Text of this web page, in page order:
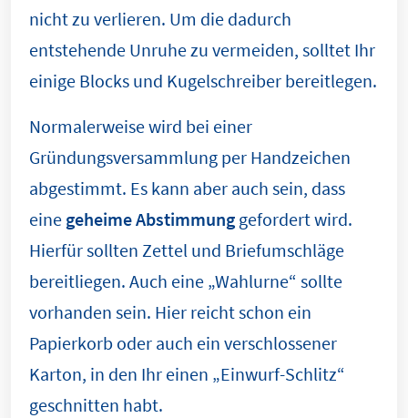
nicht zu verlieren. Um die dadurch
entstehende Unruhe zu vermeiden, solltet Ihr
einige Blocks und Kugelschreiber bereitlegen.
Normalerweise wird bei einer
Gründungsversammlung per Handzeichen
abgestimmt. Es kann aber auch sein, dass
eine geheime Abstimmung gefordert wird.
Hierfür sollten Zettel und Briefumschläge
bereitliegen. Auch eine „Wahlurne“ sollte
vorhanden sein. Hier reicht schon ein
Papierkorb oder auch ein verschlossener
Karton, in den Ihr einen „Einwurf-Schlitz“
geschnitten habt.